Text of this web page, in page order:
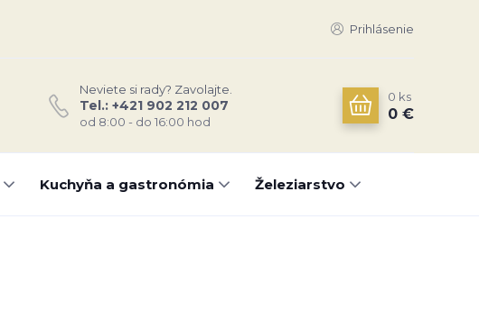
Prihlásenie
Neviete si rady? Zavolajte.
Tel.: +421 902 212 007
od 8:00 - do 16:00 hod
0 ks
0 €
Kuchyňa a gastronómia Železiarstvo